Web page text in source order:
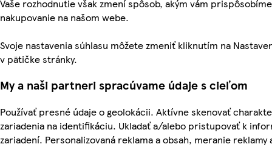
Vaše rozhodnutie však zmení spôsob, akým vám prispôsobíme
nakupovanie na našom webe.
Svoje nastavenia súhlasu môžete zmeniť kliknutím na
v pätičke stránky.
My a naši partneri spracúvame údaje s cieľom
Používať presné údaje o geolokácii. Aktívne skenovať
zariadenia na identifikáciu. Ukladať a/alebo pristupovať k
zariadení. Personalizovaná reklama a obsah, meranie reklamy